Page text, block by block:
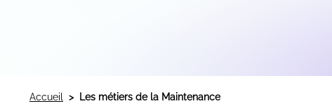
Accueil
Les métiers de la Maintenance